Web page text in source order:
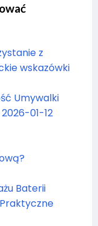
z
wskazówki
Umywalki
01-12
Baterii